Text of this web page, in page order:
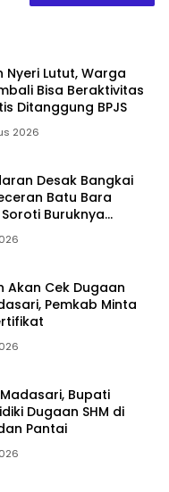
Nyeri Lutut, Warga
Bisa Beraktivitas
Ditanggung BPJS
2026
Desak Bangkai
Batu Bara
Buruknya
Akan Cek Dugaan
Pemkab Minta
Bupati
Dugaan SHM di
Pantai